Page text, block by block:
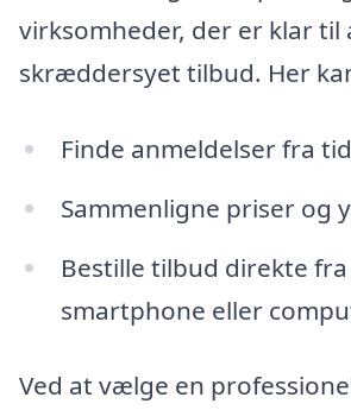
virksomheder, der er klar til
skræddersyet tilbud. Her
Finde anmeldelser fra
Sammenligne priser og
Bestille tilbud direkte
smartphone eller
Ved at vælge en